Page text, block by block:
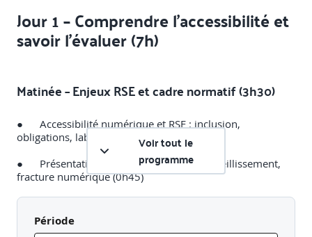
Jour 1 – Comprendre l’accessibilité et
savoir l’évaluer (7h)
Matinée – Enjeux RSE et cadre normatif (3h30)
● Accessibilité numérique et RSE : inclusion,
obligations, labels, réglementation (0h30)
● Présentation des enjeux : handicap, vieillissement,
fracture numérique (0h45)
● Accessibilité vs ergonomie, UX, qualité web (0h45)
● Introduction aux WCAG 2.1/2.2 et au RGAA 4.1 (1h)
Voir tout le
programme
Période